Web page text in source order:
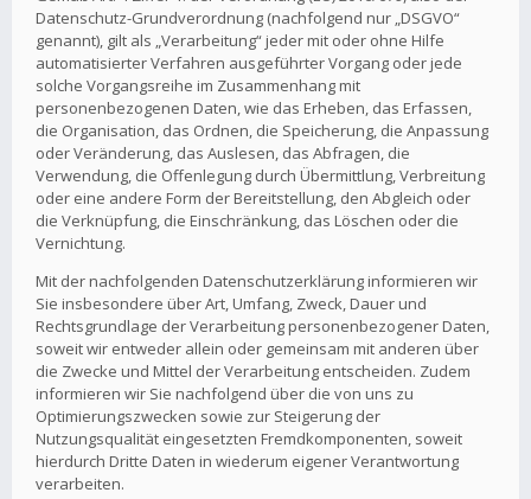
Datenschutz-Grundverordnung (nachfolgend nur „DSGVO“
genannt), gilt als „Verarbeitung“ jeder mit oder ohne Hilfe
automatisierter Verfahren ausgeführter Vorgang oder jede
solche Vorgangsreihe im Zusammenhang mit
personenbezogenen Daten, wie das Erheben, das Erfassen,
die Organisation, das Ordnen, die Speicherung, die Anpassung
oder Veränderung, das Auslesen, das Abfragen, die
Verwendung, die Offenlegung durch Übermittlung, Verbreitung
oder eine andere Form der Bereitstellung, den Abgleich oder
die Verknüpfung, die Einschränkung, das Löschen oder die
Vernichtung.
Mit der nachfolgenden Datenschutzerklärung informieren wir
Sie insbesondere über Art, Umfang, Zweck, Dauer und
Rechtsgrundlage der Verarbeitung personenbezogener Daten,
soweit wir entweder allein oder gemeinsam mit anderen über
die Zwecke und Mittel der Verarbeitung entscheiden. Zudem
informieren wir Sie nachfolgend über die von uns zu
Optimierungszwecken sowie zur Steigerung der
Nutzungsqualität eingesetzten Fremdkomponenten, soweit
hierdurch Dritte Daten in wiederum eigener Verantwortung
verarbeiten.